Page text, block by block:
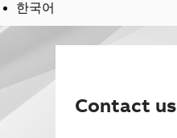
한국어
Contact us